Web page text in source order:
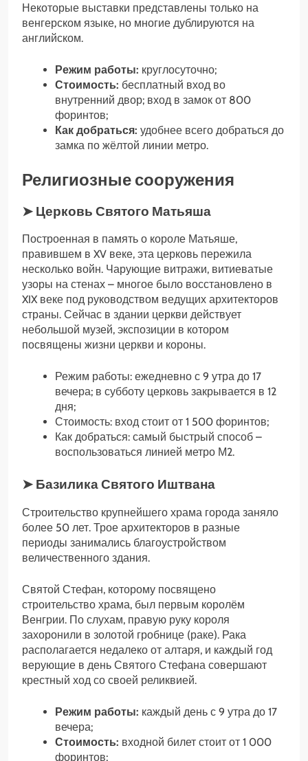
Некоторые выставки представлены только на
венгерском языке, но многие дублируются на
английском.
Режим работы: круглосуточно;
Стоимость: бесплатный вход во
внутренний двор; вход в замок от 800
форинтов;
Как добраться: удобнее всего добраться до
замка по жёлтой линии метро.
Религиозные сооружения
➤ Церковь Святого Матьяша
Построенная в память о короле Матьяше,
правившем в XV веке, эта церковь пережила
несколько войн. Чарующие витражи, витиеватые
узоры на стенах – многое было восстановлено в
XIX веке под руководством ведущих архитекторов
страны. Сейчас в здании церкви действует
небольшой музей, экспозиции в котором
посвящены жизни церкви и короны.
Режим работы: ежедневно с 9 утра до 17
вечера; в субботу церковь закрывается в 12
дня;
Стоимость: вход стоит от 1 500 форинтов;
Как добраться: самый быстрый способ –
воспользоваться линией метро М2.
➤ Базилика Святого Иштвана
Строительство крупнейшего храма города заняло
более 50 лет. Трое архитекторов в разные
периоды занимались благоустройством
величественного здания.
Святой Стефан, которому посвящено
строительство храма, был первым королём
Венгрии. По слухам, правую руку короля
захоронили в золотой гробнице (раке). Рака
располагается недалеко от алтаря, и каждый год
верующие в день Святого Стефана совершают
крестный ход со своей реликвией.
Режим работы: каждый день с 9 утра до 17
вечера;
Стоимость: входной билет стоит от 1 000
форинтов;